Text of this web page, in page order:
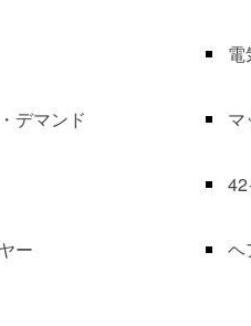
電
デマンド マ
ー ヘ